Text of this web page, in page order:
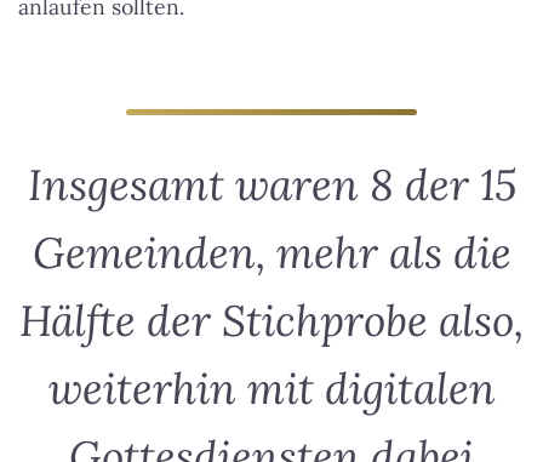
anlaufen sollten.
Insgesamt waren 8 der 15
Gemeinden, mehr als die
Hälfte der Stichprobe also,
weiterhin mit digitalen